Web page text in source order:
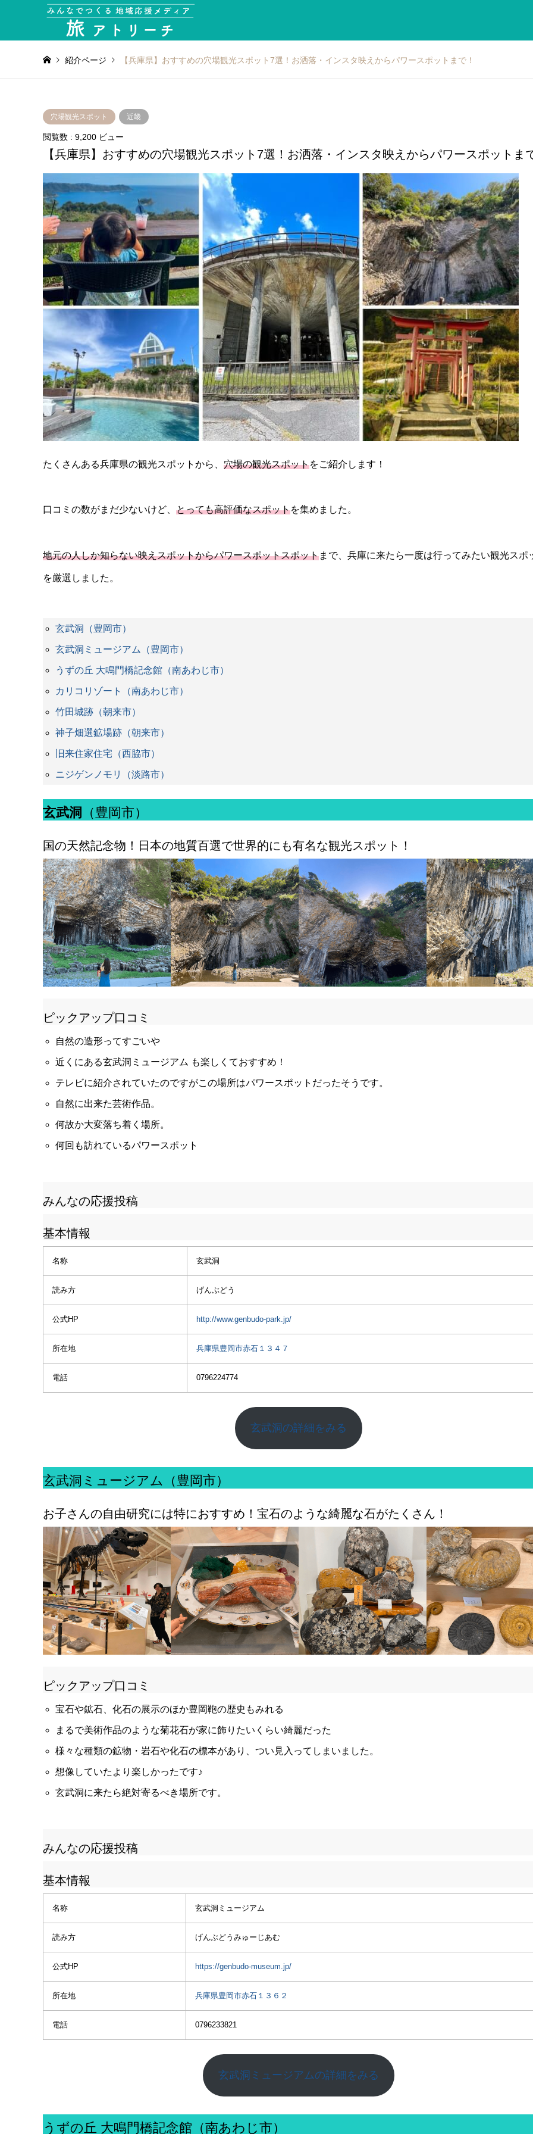
紹介ページ 【兵庫県】おすすめの穴場観光スポット7選！お洒落・インスタ映えからパワースポットまで！
穴場観光スポット 近畿
閲覧数 : 9,200 ビュー
【兵庫県】おすすめの穴場観光スポット7選！お洒落・インスタ映えからパワースポットま
たくさんある兵庫県の観光スポットから、 穴場の観光スポットをご紹介します！
口コミの数がまだ少ないけど、 とっても高評価なスポットを集めました。
地元の人しか知らない映えスポットからパワースポットスポットまで、兵庫に来たら一度は行ってみたい観光スポ
を厳選しました。
玄武洞（豊岡市）
玄武洞ミュージアム（豊岡市）
うずの丘 大鳴門橋記念館（南あわじ市）
カリコリゾート（南あわじ市）
竹田城跡（朝来市）
神子畑選鉱場跡（朝来市）
旧来住家住宅（西脇市）
ニジゲンノモリ（淡路市）
玄武洞 （豊岡市）
国の天然記念物！日本の地質百選で世界的にも有名な観光スポット！
ピックアップ口コミ
自然の造形ってすごいや
近くにある玄武洞ミュージアム も楽しくておすすめ！
テレビに紹介されていたのですがこの場所はパワースポットだったそうです。
自然に出来た芸術作品。
何故か大変落ち着く場所。
何回も訪れているパワースポット
みんなの応援投稿
基本情報
名称 玄武洞
読み方 げんぶどう
公式HP http://www.genbudo-park.jp/
所在地 兵庫県豊岡市赤石１３４７
電話 0796224774
玄武洞の詳細をみる
玄武洞ミュージアム（豊岡市）
お子さんの自由研究には特におすすめ！宝石のような綺麗な石がたくさん！
ピックアップ口コミ
宝石や鉱石、化石の展示のほか豊岡鞄の歴史もみれる
まるで美術作品のような菊花石が家に飾りたいくらい綺麗だった
様々な種類の鉱物・岩石や化石の標本があり、つい見入ってしまいました。
想像していたより楽しかったです♪
玄武洞に来たら絶対寄るべき場所です。
みんなの応援投稿
基本情報
名称 玄武洞ミュージアム
読み方 げんぶどうみゅーじあむ
公式HP https://genbudo-museum.jp/
所在地 兵庫県豊岡市赤石１３６２
電話 0796233821
玄武洞ミュージアムの詳細をみる
うずの丘 大鳴門橋記念館（南あわじ市）